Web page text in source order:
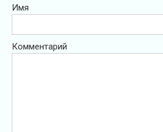
Имя
Комментарий